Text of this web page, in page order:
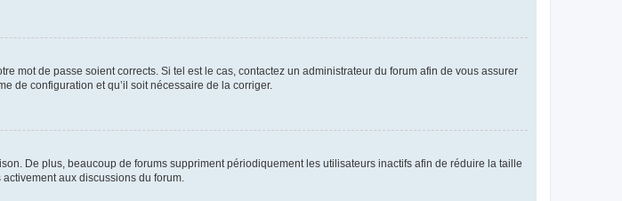
mot de passe soient corrects. Si tel est le cas, contactez un administrateur du forum afin de vous assurer
de configuration et qu’il soit nécessaire de la corriger.
De plus, beaucoup de forums suppriment périodiquement les utilisateurs inactifs afin de réduire la taille
aux discussions du forum.